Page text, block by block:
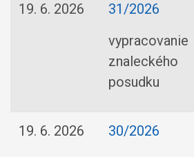
19. 6. 2026
31/2026
vypracovanie
znaleckého
posudku
19. 6. 2026
30/2026